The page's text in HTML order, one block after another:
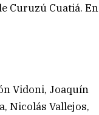
Curuzú Cuatiá. En
Vidoni, Joaquín
Nicolás Vallejos,